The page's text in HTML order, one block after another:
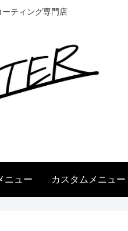
ティング専門店
ニュー カスタムメニュー